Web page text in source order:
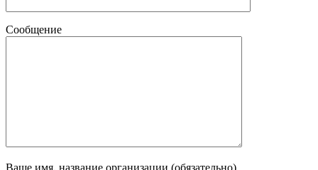
Сообщение
Ваше имя, название организации (обязательно)